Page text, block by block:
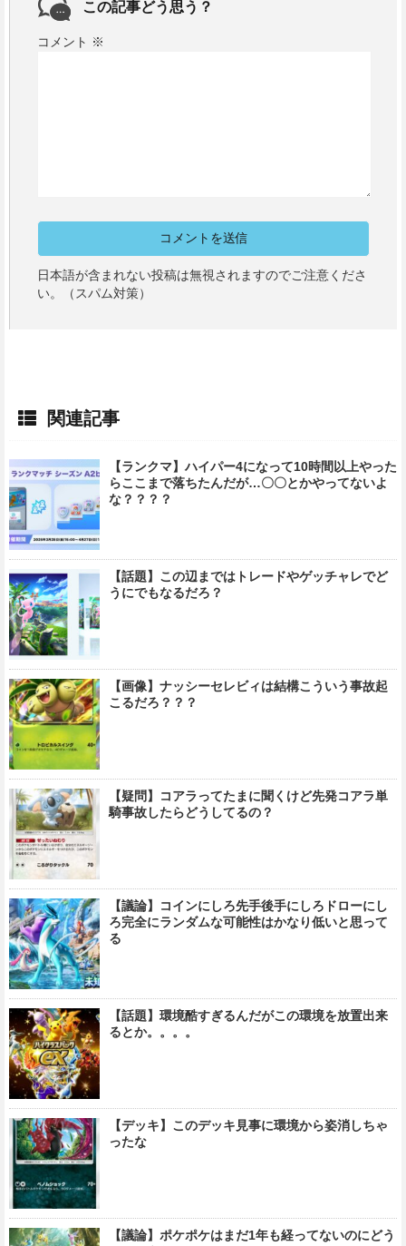
この記事どう思う？
コメント ※
日本語が含まれない投稿は無視されますのでご注意くださ
い。（スパム対策）
関連記事
【ランクマ】ハイパー4になって10時間以上やった
らここまで落ちたんだが…〇〇とかやってないよ
な？？？？
【話題】この辺まではトレードやゲッチャレでど
うにでもなるだろ？
【画像】ナッシーセレビィは結構こういう事故起
こるだろ？？？
【疑問】コアラってたまに聞くけど先発コアラ単
騎事故したらどうしてるの？
【議論】コインにしろ先手後手にしろドローにし
ろ完全にランダムな可能性はかなり低いと思って
る
【話題】環境酷すぎるんだがこの環境を放置出来
るとか。。。。
【デッキ】このデッキ見事に環境から姿消しちゃ
ったな
【議論】ポケポケはまだ1年も経ってないのにどう